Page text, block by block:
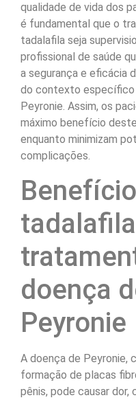
qualidade de vida dos
é fundamental que o
tadalafila seja
profissional de saúde
a segurança e eficácia
do contexto específico
Peyronie. Assim, os
máximo benefício
enquanto minimizam
complicações.
doença
Peyronie
A doença de Peyronie,
formação de placas
pênis, pode causar dor,